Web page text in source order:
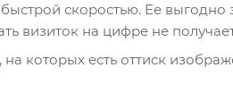
скоростью. Ее выгодно
визиток на цифре не
которых есть оттиск